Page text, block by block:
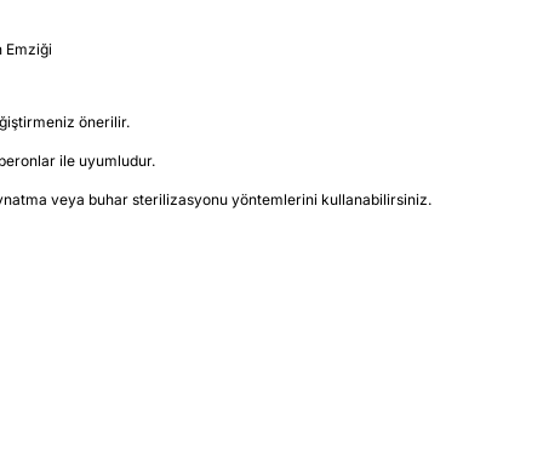
Emziği
önerilir.
ile uyumludur.
veya buhar sterilizasyonu yöntemlerini kullanabilirsiniz.